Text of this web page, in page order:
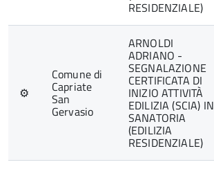
RESIDENZIALE)
⚙
Comune di
Capriate
San
Gervasio
ARNOLDI
ADRIANO -
SEGNALAZIONE
CERTIFICATA DI
INIZIO ATTIVITÀ
EDILIZIA (SCIA) IN
SANATORIA
(EDILIZIA
RESIDENZIALE)